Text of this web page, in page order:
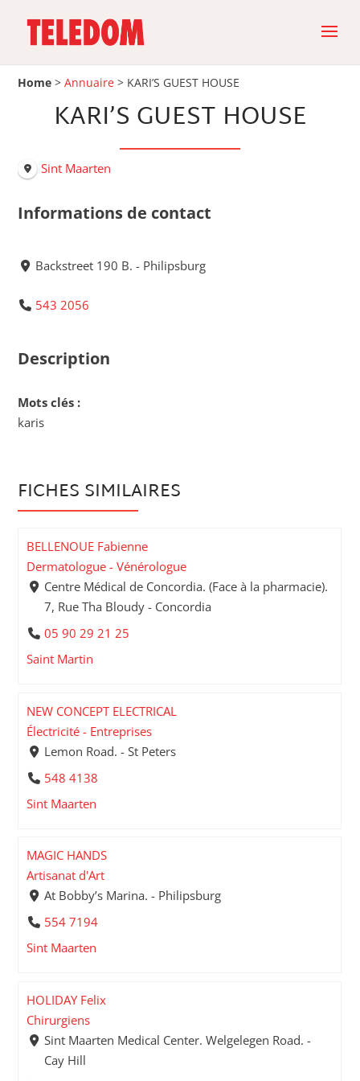
Home >Annuaire > KARI’S GUEST HOUSE
KARI’S GUEST HOUSE
Sint Maarten
Informations de contact
Backstreet 190 B. - Philipsburg
543 2056
Description
Mots clés :
karis
FICHES SIMILAIRES
BELLENOUE Fabienne
Dermatologue - Vénérologue
Centre Médical de Concordia. (Face à la pharmacie).
7, Rue Tha Bloudy - Concordia
05 90 29 21 25
Saint Martin
NEW CONCEPT ELECTRICAL
Électricité - Entreprises
Lemon Road. - St Peters
548 4138
Sint Maarten
MAGIC HANDS
Artisanat d'Art
At Bobby’s Marina. - Philipsburg
554 7194
Sint Maarten
HOLIDAY Felix
Chirurgiens
Sint Maarten Medical Center. Welgelegen Road. -
Cay Hill